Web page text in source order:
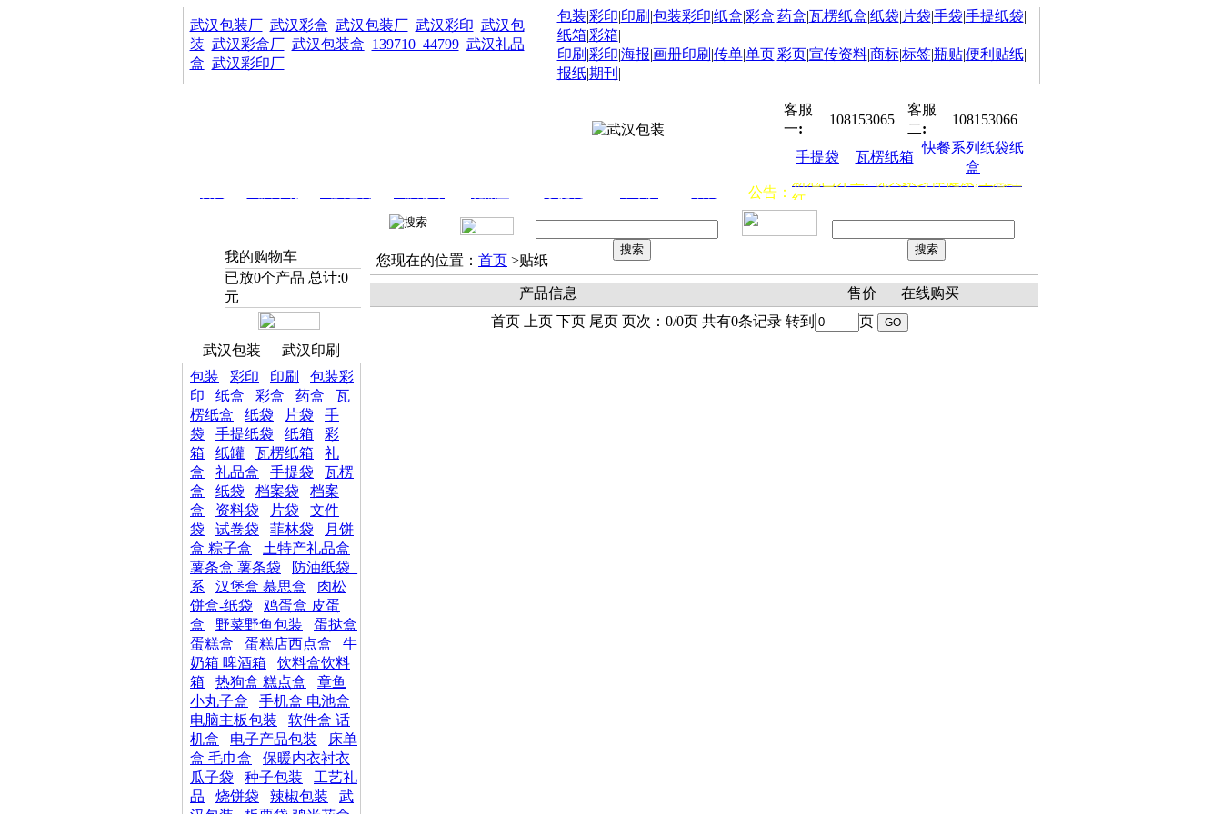
武汉包装厂 武汉彩盒 武汉包装厂 武汉彩印 武汉包
装 武汉彩盒厂 武汉包装盒 139710_44799 武汉礼品
盒 武汉彩印厂
包装|彩印|印刷 |包装彩印|纸盒|彩盒|药盒|瓦楞纸盒|纸袋| 片袋|手袋|手提纸袋|
纸箱|彩箱|
印刷 |彩印|海报|画册印刷 |传单|单页|彩页|宣传资料|商标|标签|瓶贴|便利贴纸|
报纸|期刊 |
客服
一:
108153065
客服
二:
108153066
手提袋 瓦楞纸箱
快餐系列纸袋纸
盒
公告：
新冠已开工! 祝大家身体健康,生意红
红
招聘：平面设计师、销售助理、客户
代表
我的购物车
已放0个产品 总计:0
元
武汉包装
武汉印刷
包装
彩印 印刷
包装彩
印
纸盒 彩盒 药盒
瓦
楞纸盒
纸袋 片袋
手
袋
手提纸袋 纸箱
彩
箱
纸罐 瓦楞纸箱
礼
盒
礼品盒 手提袋
瓦楞
盒
纸袋 档案袋
档案
盒
资料袋 片袋
文件
袋
试卷袋 菲林袋
月饼
盒 粽子盒
土特产礼品盒
薯条盒 薯条袋
防油纸袋_
系
汉堡盒 慕思盒
肉松
饼盒-纸袋
鸡蛋盒 皮蛋
盒
野菜野鱼包装
蛋挞盒
蛋糕盒
蛋糕店西点盒
牛
奶箱 啤酒箱
饮料盒饮料
箱
热狗盒 糕点盒
章鱼
小丸子盒
手机盒 电池盒
电脑主板包装
软件盒 话
机盒
电子产品包装
床单
盒 毛巾盒
保暖内衣衬衣
瓜子袋
种子包装
工艺礼
品
烧饼袋 辣椒包装
武
您现在的位置： 首页 >贴纸
产品信息 售价
在线购买
首页 上页 下页 尾页 页次：0/0页 共有0条记录 转到
页